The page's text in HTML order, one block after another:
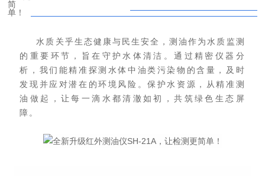
水质关乎生态健康与民生安全，测油作为水质监测
的重要环节，旨在守护水体清洁。通过精密仪器分
析，我们能精准探测水体中油类污染物的含量，及时
发现并应对潜在的环境风险。保护水资源，从精准测
油做起，让每一滴水都清澈如初，共筑绿色生态屏
障。